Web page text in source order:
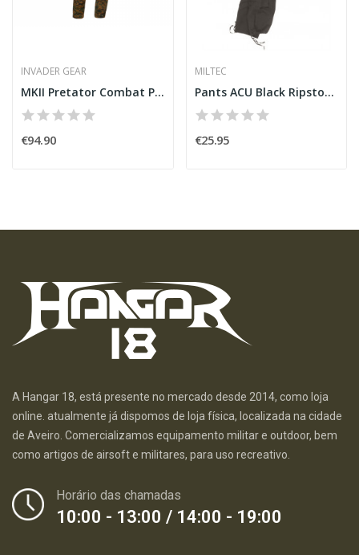
INVADER GEAR
MKII Pretator Combat Pants [Invader Gear]
€94.90
MILTEC
Pants ACU Black Ripstop [Miltec]
€25.95
A Hangar 18, está presente no mercado desde 2014, como loja
online. atualmente já dispomos de loja física, localizada na cidade
de Aveiro. Comercializamos equipamento militar e outdoor, bem
como artigos de airsoft e militares, para uso recreativo.
Horário das chamadas
10:00 - 13:00 / 14:00 - 19:00